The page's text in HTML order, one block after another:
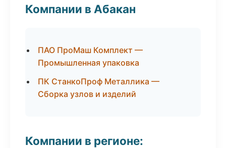
Компании в Абакан
ПАО ПроМаш Комплект —
Промышленная упаковка
ПК СтанкоПроф Металлика —
Сборка узлов и изделий
Компании в регионе: